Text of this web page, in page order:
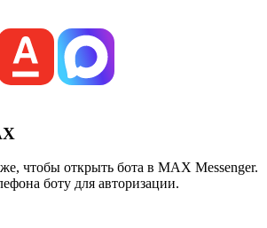
чтобы открыть бота в MAX Messenger.
боту для авторизации.